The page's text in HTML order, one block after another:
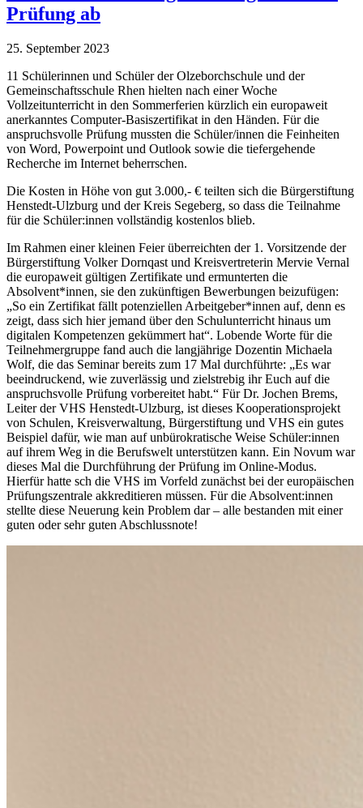
Prüfung ab
25. September 2023
11 Schülerinnen und Schüler der Olzeborchschule und der
Gemeinschaftsschule Rhen hielten nach einer Woche
Vollzeitunterricht in den Sommerferien kürzlich ein europaweit
anerkanntes Computer-Basiszertifikat in den Händen. Für die
anspruchsvolle Prüfung mussten die Schüler/innen die Feinheiten
von Word, Powerpoint und Outlook sowie die tiefergehende
Recherche im Internet beherrschen.
Die Kosten in Höhe von gut 3.000,- € teilten sich die Bürgerstiftung
Henstedt-Ulzburg und der Kreis Segeberg, so dass die Teilnahme
für die Schüler:innen vollständig kostenlos blieb.
Im Rahmen einer kleinen Feier überreichten der 1. Vorsitzende der
Bürgerstiftung Volker Dornqast und Kreisvertreterin Mervie Vernal
die europaweit gültigen Zertifikate und ermunterten die
Absolvent*innen, sie den zukünftigen Bewerbungen beizufügen:
„So ein Zertifikat fällt potenziellen Arbeitgeber*innen auf, denn es
zeigt, dass sich hier jemand über den Schulunterricht hinaus um
digitalen Kompetenzen gekümmert hat“. Lobende Worte für die
Teilnehmergruppe fand auch die langjährige Dozentin Michaela
Wolf, die das Seminar bereits zum 17 Mal durchführte: „Es war
beeindruckend, wie zuverlässig und zielstrebig ihr Euch auf die
anspruchsvolle Prüfung vorbereitet habt.“ Für Dr. Jochen Brems,
Leiter der VHS Henstedt-Ulzburg, ist dieses Kooperationsprojekt
von Schulen, Kreisverwaltung, Bürgerstiftung und VHS ein gutes
Beispiel dafür, wie man auf unbürokratische Weise Schüler:innen
auf ihrem Weg in die Berufswelt unterstützen kann. Ein Novum war
dieses Mal die Durchführung der Prüfung im Online-Modus.
Hierfür hatte sch die VHS im Vorfeld zunächst bei der europäischen
Prüfungszentrale akkreditieren müssen. Für die Absolvent:innen
stellte diese Neuerung kein Problem dar – alle bestanden mit einer
guten oder sehr guten Abschlussnote!